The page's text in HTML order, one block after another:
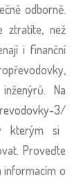
odborně.
ztratíte, než
i finanční
Na
3/
kterým si
Proveďte
informacím o